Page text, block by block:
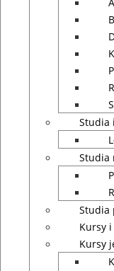
Studia
Studia
Studia
Kursy
Kursy